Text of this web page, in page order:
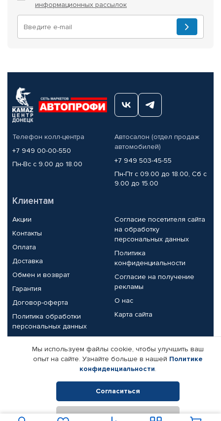
информационных рассылок
Телефон колл-центра
+7 949 00-00-550
Пн-Вс с 9.00 до 18.00
Автосалон (отдел продаж
автомобилей)
+7 949 503-45-55
Пн-Пт с 09.00 до 18.00, Сб с
9.00 до 15.00
Клиентам
Акции
Контакты
Оплата
Доставка
Обмен и возврат
Гарантия
Договор-оферта
Политика обработки
персональных данных
Согласие посетителя сайта
на обработку
персональных данных
Политика
конфиденциальности
Согласие на получение
рекламы
О нас
Карта сайта
Партнерам
Корпоративным клиентам
Поставщикам
Реквизиты компании
© КАМАЗ ЦЕНТР ДОНЕЦК, 2015-2026. Все права защищены.
Мы используем файлы cookie, чтобы улучшить ваш
опыт на сайте. Узнайте больше в нашей Политике
конфиденциальности.
Согласиться
Отклонить